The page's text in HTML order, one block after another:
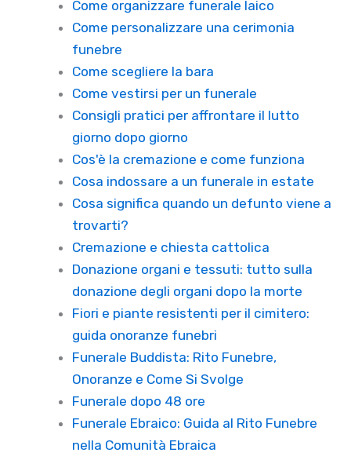
Come organizzare funerale laico
Come personalizzare una cerimonia
funebre
Come scegliere la bara
Come vestirsi per un funerale
Consigli pratici per affrontare il lutto
giorno dopo giorno
Cos'è la cremazione e come funziona
Cosa indossare a un funerale in estate
Cosa significa quando un defunto viene a
trovarti?
Cremazione e chiesta cattolica
Donazione organi e tessuti: tutto sulla
donazione degli organi dopo la morte
Fiori e piante resistenti per il cimitero:
guida onoranze funebri
Funerale Buddista: Rito Funebre,
Onoranze e Come Si Svolge
Funerale dopo 48 ore
Funerale Ebraico: Guida al Rito Funebre
nella Comunità Ebraica